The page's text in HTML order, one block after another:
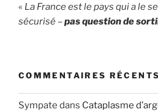
« La France est le pays qui a le
sécurisé –pas question de
COMMENTAIRES RÉCENTS
Sympate dans Cataplasme